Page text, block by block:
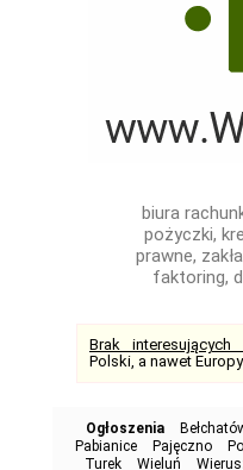
biura
pożyczki,
prawne,
faktoring,
Brak interesujących
Polski, a nawet
Ogłoszenia
Pabianice
Pajęczno
Turek
Wieluń